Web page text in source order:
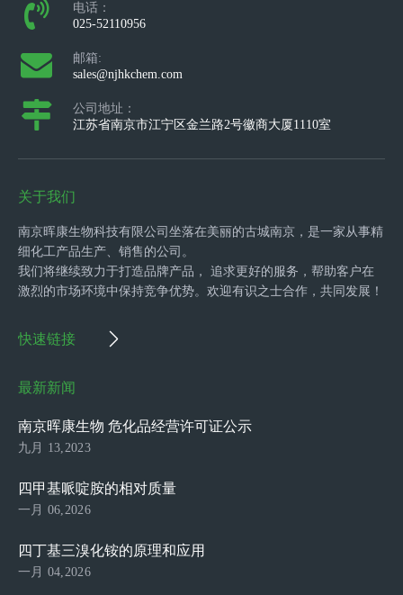
电话：
025-52110956
邮箱:
sales@njhkchem.com
公司地址：
江苏省南京市江宁区金兰路2号徽商大厦1110室
关于我们
南京晖康生物科技有限公司坐落在美丽的古城南京，是一家从事精
细化工产品生产、销售的公司。
我们将继续致力于打造品牌产品， 追求更好的服务，帮助客户在
激烈的市场环境中保持竞争优势。欢迎有识之士合作，共同发展！
快速链接
最新新闻
南京晖康生物 危化品经营许可证公示
九月 13,2023
四甲基哌啶胺的相对质量
一月 06,2026
四丁基三溴化铵的原理和应用
一月 04,2026